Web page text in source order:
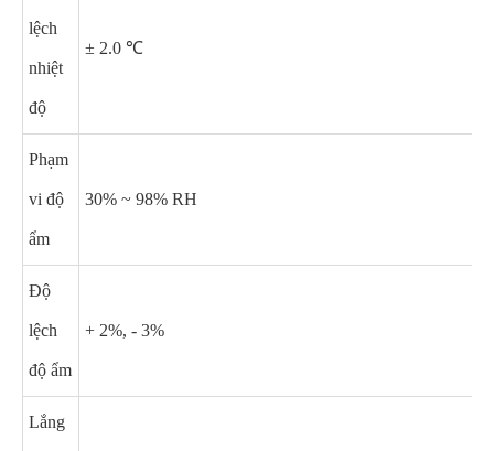
lệch
nhiệt
độ
± 2.0 ℃
Phạm
vi độ
ẩm
30% ~ 98% RH
Độ
lệch
độ ẩm
+ 2%, - 3%
Lắng